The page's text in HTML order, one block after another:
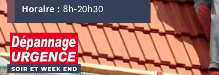
Horaire : 8h-20h30